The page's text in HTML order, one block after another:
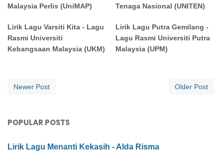
Malaysia Perlis (UniMAP)
Tenaga Nasional (UNITEN)
Lirik Lagu Varsiti Kita - Lagu
Rasmi Universiti
Kebangsaan Malaysia (UKM)
Lirik Lagu Putra Gemilang -
Lagu Rasmi Universiti Putra
Malaysia (UPM)
Newer Post Older Post
POPULAR POSTS
Lirik Lagu Menanti Kekasih - Alda Risma